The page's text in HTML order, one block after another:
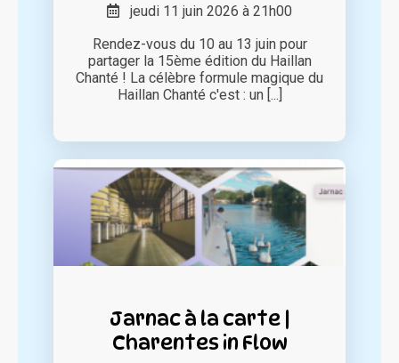
jeudi 11 juin 2026 à 21h00
Rendez-vous du 10 au 13 juin pour
partager la 15ème édition du Haillan
Chanté ! La célèbre formule magique du
Haillan Chanté c'est : un [...]
Jarnac à la carte |
Charentes in Flow